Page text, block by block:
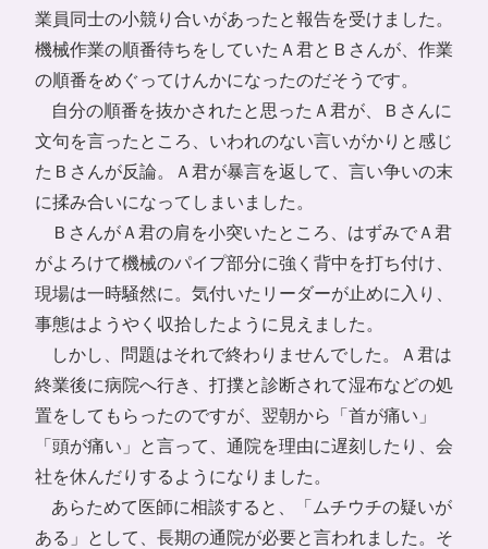
業員同士の小競り合いがあったと報告を受けました。
機械作業の順番待ちをしていたＡ君とＢさんが、作業
の順番をめぐってけんかになったのだそうです。
自分の順番を抜かされたと思ったＡ君が、Ｂさんに
文句を言ったところ、いわれのない言いがかりと感じ
たＢさんが反論。Ａ君が暴言を返して、言い争いの末
に揉み合いになってしまいました。
ＢさんがＡ君の肩を小突いたところ、はずみでＡ君
がよろけて機械のパイプ部分に強く背中を打ち付け、
現場は一時騒然に。気付いたリーダーが止めに入り、
事態はようやく収拾したように見えました。
しかし、問題はそれで終わりませんでした。Ａ君は
終業後に病院へ行き、打撲と診断されて湿布などの処
置をしてもらったのですが、翌朝から「首が痛い」
「頭が痛い」と言って、通院を理由に遅刻したり、会
社を休んだりするようになりました。
あらためて医師に相談すると、「ムチウチの疑いが
ある」として、長期の通院が必要と言われました。そ